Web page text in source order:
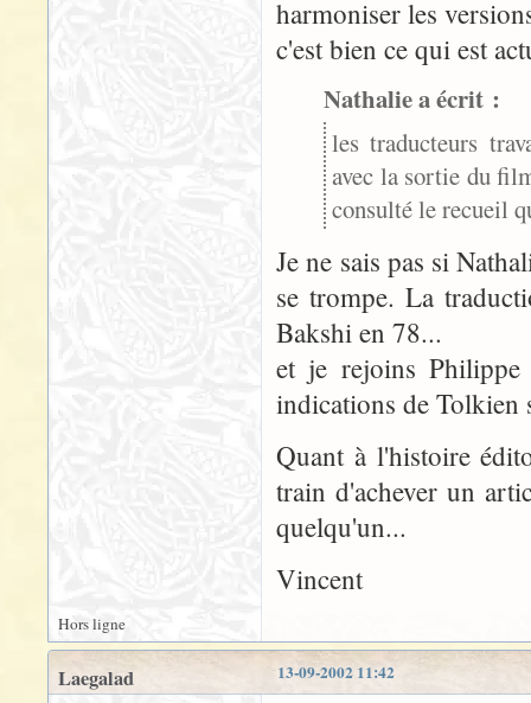
harmoniser les
c'est bien ce qui est
Nathalie a écrit :
les traducteurs
avec la sortie du
consulté le recueil
Je ne sais pas si
se trompe. La
Bakshi en 78...
et je rejoins
indications de Tolkien
Quant à l'histoire
train d'achever un
quelqu'un...
Vincent
Hors ligne
13-09-2002 11:42
Laegalad